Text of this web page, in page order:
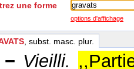
une forme
options d'affichage
, subst. masc. plur.
Vieilli.